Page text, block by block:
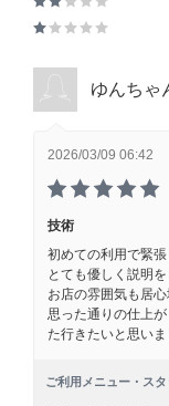
ゆんちゃ
2026/03/09 06:42
技術
初めての利用で緊
とても優しく説明
お店の雰囲気も居心
思った通りの仕上
た行きたいと思いま
ご利用メニュー・スタ